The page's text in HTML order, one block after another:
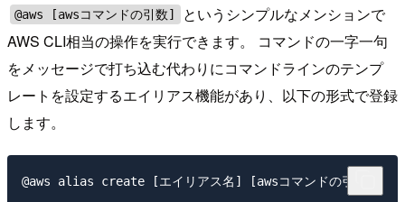
@aws [awsコマンドの引数]
というシンプルなメンションで
AWS CLI相当の操作を実行できます。 コマンドの一字一句
をメッセージで打ち込む代わりにコマンドラインのテンプ
レートを設定するエイリアス機能があり、以下の形式で登録
します。